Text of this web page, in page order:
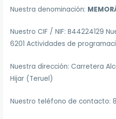
Nuestra denominación:
Nuestro CIF / NIF: B44224129
6201 Actividades de
Nuestra dirección: Carretera
Hijar (Teruel)
Nuestro teléfono de contacto: